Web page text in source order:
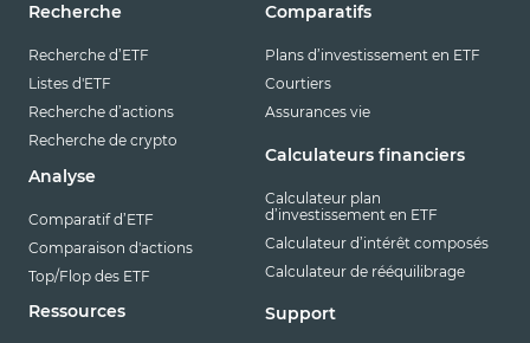
Recherche
Recherche d’ETF
Listes d'ETF
Recherche d’actions
Recherche de crypto
Analyse
Comparatif d’ETF
Comparaison d'actions
Top/Flop des ETF
Ressources
Comparatifs
Plans d’investissement en ETF
Courtiers
Assurances vie
Calculateurs financiers
Calculateur plan
d’investissement en ETF
Calculateur d’intérêt composés
Calculateur de rééquilibrage
Support